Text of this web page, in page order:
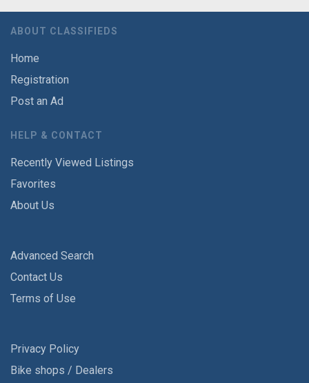
ABOUT CLASSIFIEDS
Home
Registration
Post an Ad
HELP & CONTACT
Recently Viewed Listings
Favorites
About Us
Advanced Search
Contact Us
Terms of Use
Privacy Policy
Bike shops / Dealers